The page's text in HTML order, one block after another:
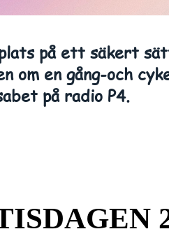
på ett säkert
om en gång-och
på radio P4.